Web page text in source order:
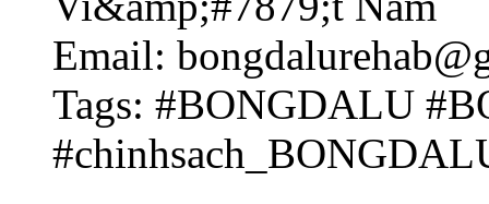
Email:
Tags: #BONGDALU